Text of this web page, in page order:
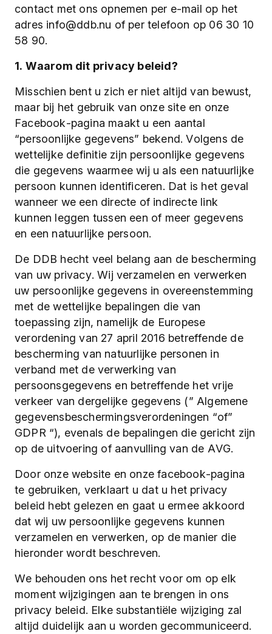
contact met ons opnemen per e-mail op het
adres info@ddb.nu of per telefoon op 06 30 10
58 90.
1. Waarom dit privacy beleid?
Misschien bent u zich er niet altijd van bewust,
maar bij het gebruik van onze site en onze
Facebook-pagina maakt u een aantal
“persoonlijke gegevens” bekend. Volgens de
wettelijke definitie zijn persoonlijke gegevens
die gegevens waarmee wij u als een natuurlijke
persoon kunnen identificeren. Dat is het geval
wanneer we een directe of indirecte link
kunnen leggen tussen een of meer gegevens
en een natuurlijke persoon.
De DDB hecht veel belang aan de bescherming
van uw privacy. Wij verzamelen en verwerken
uw persoonlijke gegevens in overeenstemming
met de wettelijke bepalingen die van
toepassing zijn, namelijk de Europese
verordening van 27 april 2016 betreffende de
bescherming van natuurlijke personen in
verband met de verwerking van
persoonsgegevens en betreffende het vrije
verkeer van dergelijke gegevens (” Algemene
gegevensbeschermingsverordeningen “of”
GDPR “), evenals de bepalingen die gericht zijn
op de uitvoering of aanvulling van de AVG.
Door onze website en onze facebook-pagina
te gebruiken, verklaart u dat u het privacy
beleid hebt gelezen en gaat u ermee akkoord
dat wij uw persoonlijke gegevens kunnen
verzamelen en verwerken, op de manier die
hieronder wordt beschreven.
We behouden ons het recht voor om op elk
moment wijzigingen aan te brengen in ons
privacy beleid. Elke substantiële wijziging zal
altijd duidelijk aan u worden gecommuniceerd.